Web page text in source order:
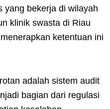
yang bekerja di wilayah
klinik swasta di Riau
ketentuan ini
adalah sistem audit
bagian dari regulasi